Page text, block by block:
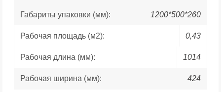
Габариты упаковки (мм): 1200*500*260
Рабочая площадь (м2): 0,43
Рабочая длина (мм): 1014
Рабочая ширина (мм): 424